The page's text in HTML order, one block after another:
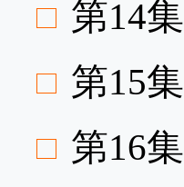
第14集
第15集
第16集